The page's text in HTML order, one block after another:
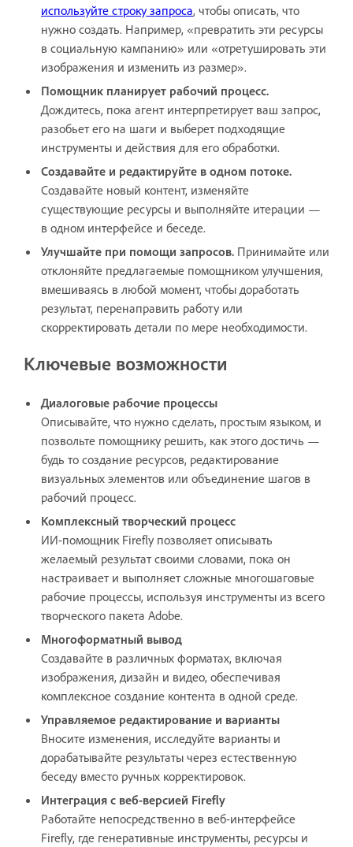
используйте строку запроса, чтобы описать, что
нужно создать. Например, «превратить эти ресурсы
в социальную кампанию» или «отретушировать эти
изображения и изменить из размер».
Помощник планирует рабочий процесс.
Дождитесь, пока агент интерпретирует ваш запрос,
разобьет его на шаги и выберет подходящие
инструменты и действия для его обработки.
Создавайте и редактируйте в одном потоке.
Создавайте новый контент, изменяйте
существующие ресурсы и выполняйте итерации —
в одном интерфейсе и беседе.
Улучшайте при помощи запросов. Принимайте или
отклоняйте предлагаемые помощником улучшения,
вмешиваясь в любой момент, чтобы доработать
результат, перенаправить работу или
скорректировать детали по мере необходимости.
Ключевые возможности
Диалоговые рабочие процессы
Описывайте, что нужно сделать, простым языком, и
позвольте помощнику решить, как этого достичь —
будь то создание ресурсов, редактирование
визуальных элементов или объединение шагов в
рабочий процесс.
Комплексный творческий процесс
ИИ-помощник Firefly позволяет описывать
желаемый результат своими словами, пока он
настраивает и выполняет сложные многошаговые
рабочие процессы, используя инструменты из всего
творческого пакета Adobe.
Многоформатный вывод
Создавайте в различных форматах, включая
изображения, дизайн и видео, обеспечивая
комплексное создание контента в одной среде.
Управляемое редактирование и варианты
Вносите изменения, исследуйте варианты и
дорабатывайте результаты через естественную
беседу вместо ручных корректировок.
Интеграция с веб-версией Firefly
Работайте непосредственно в веб-интерфейсе
Firefly, где генеративные инструменты, ресурсы и